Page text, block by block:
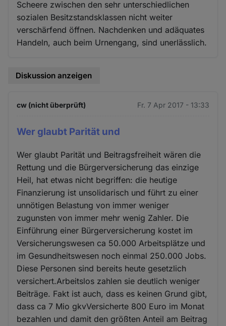
Scheere zwischen den sehr unterschiedlichen
sozialen Besitzstandsklassen nicht weiter
verschärfend öffnen. Nachdenken und adäquates
Handeln, auch beim Urnengang, sind unerlässlich.
Diskussion anzeigen
cw (nicht überprüft) Fr. 7 Apr 2017 - 13:33
Wer glaubt Parität und
Wer glaubt Parität und Beitragsfreiheit wären die
Rettung und die Bürgerversicherung das einzige
Heil, hat etwas nicht begriffen: die heutige
Finanzierung ist unsolidarisch und führt zu einer
unnötigen Belastung von immer weniger
zugunsten von immer mehr wenig Zahler. Die
Einführung einer Bürgerversicherung kostet im
Versicherungswesen ca 50.000 Arbeitsplätze und
im Gesundheitswesen noch einmal 250.000 Jobs.
Diese Personen sind bereits heute gesetzlich
versichert.Arbeitslos zahlen sie deutlich weniger
Beiträge. Fakt ist auch, dass es keinen Grund gibt,
dass ca 7 Mio gkvVersicherte 800 Euro im Monat
bezahlen und damit den größten Anteil am Beitrag